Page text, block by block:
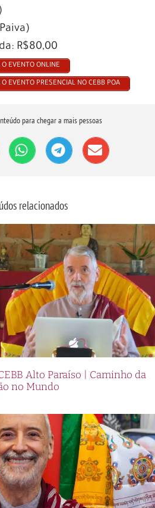
R$80,00
O EVENTO ONLINE
EVENTO PRESENCIAL NO CEBB POA
para chegar a mais pessoas
relacionados
Alto Paraíso | Caminho da
no Mundo